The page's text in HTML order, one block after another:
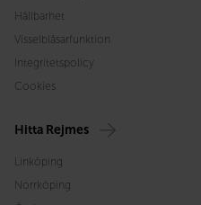
Hållbarhet
Visselblåsarfunktion
Integritetspolicy
Cookies
Hitta Rejmes
Linköping
Norrköping